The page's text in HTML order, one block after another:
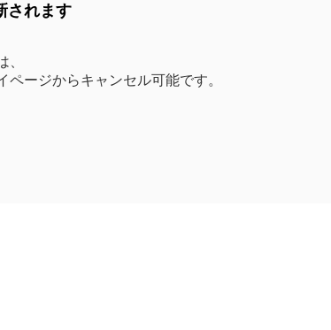
されます
ページからキャンセル可能です。